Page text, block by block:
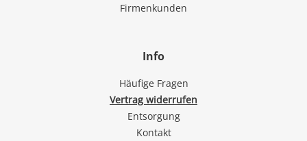
Firmenkunden
Info
Häufige Fragen
Vertrag widerrufen
Entsorgung
Kontakt